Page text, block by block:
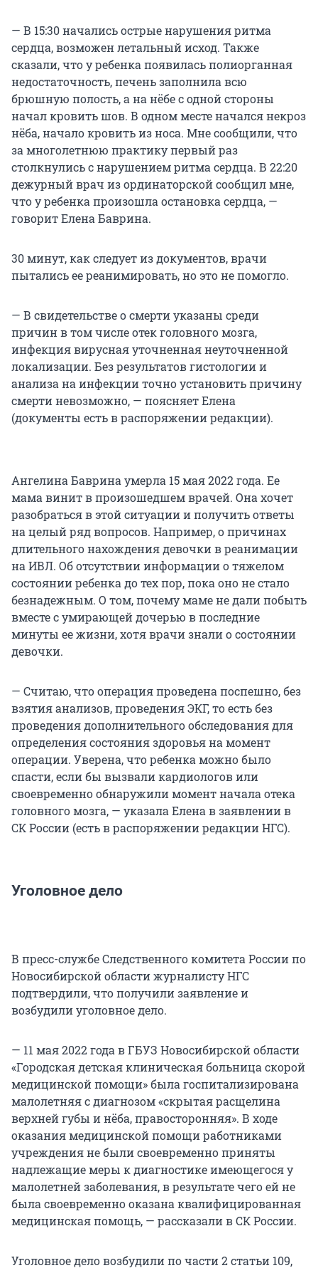
— В 15:30 начались острые нарушения ритма
сердца, возможен летальный исход. Также
сказали, что у ребенка появилась полиорганная
недостаточность, печень заполнила всю
брюшную полость, а на нёбе с одной стороны
начал кровить шов. В одном месте начался некроз
нёба, начало кровить из носа. Мне сообщили, что
за многолетнюю практику первый раз
столкнулись с нарушением ритма сердца. В 22:20
дежурный врач из ординаторской сообщил мне,
что у ребенка произошла остановка сердца, —
говорит Елена Баврина.
30 минут, как следует из документов, врачи
пытались ее реанимировать, но это не помогло.
— В свидетельстве о смерти указаны среди
причин в том числе отек головного мозга,
инфекция вирусная уточненная неуточненной
локализации. Без результатов гистологии и
анализа на инфекции точно установить причину
смерти невозможно, — поясняет Елена
(документы есть в распоряжении редакции).
Ангелина Баврина умерла 15 мая 2022 года. Ее
мама винит в произошедшем врачей. Она хочет
разобраться в этой ситуации и получить ответы
на целый ряд вопросов. Например, о причинах
длительного нахождения девочки в реанимации
на ИВЛ. Об отсутствии информации о тяжелом
состоянии ребенка до тех пор, пока оно не стало
безнадежным. О том, почему маме не дали побыть
вместе с умирающей дочерью в последние
минуты ее жизни, хотя врачи знали о состоянии
девочки.
— Считаю, что операция проведена поспешно, без
взятия анализов, проведения ЭКГ, то есть без
проведения дополнительного обследования для
определения состояния здоровья на момент
операции. Уверена, что ребенка можно было
спасти, если бы вызвали кардиологов или
своевременно обнаружили момент начала отека
головного мозга, — указала Елена в заявлении в
СК России (есть в распоряжении редакции НГС).
Уголовное дело
В пресс-службе Следственного комитета России по
Новосибирской области журналисту НГС
подтвердили, что получили заявление и
возбудили уголовное дело.
— 11 мая 2022 года в ГБУЗ Новосибирской области
«Городская детская клиническая больница скорой
медицинской помощи» была госпитализирована
малолетняя с диагнозом «скрытая расщелина
верхней губы и нёба, правосторонняя». В ходе
оказания медицинской помощи работниками
учреждения не были своевременно приняты
надлежащие меры к диагностике имеющегося у
малолетней заболевания, в результате чего ей не
была своевременно оказана квалифицированная
медицинская помощь, — рассказали в СК России.
Уголовное дело возбудили по части 2 статьи 109,